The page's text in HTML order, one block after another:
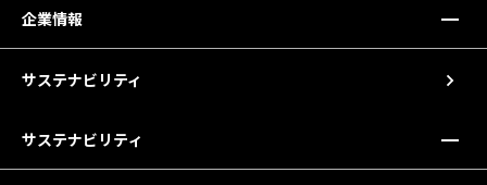
企業情報
サステナビリティ
サステナビリティ